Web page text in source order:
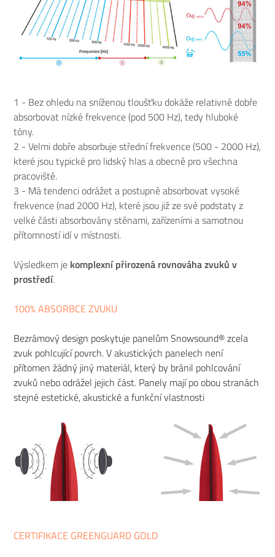
1 - Bez ohledu na sníženou tloušťku dokáže relativně dobře
absorbovat nízké frekvence (pod 500 Hz), tedy hluboké
tóny.
2 - Velmi dobře absorbuje střední frekvence (500 - 2000 Hz),
které jsou typické pro lidský hlas a obecně pro všechna
pracoviště.
3 - Má tendenci odrážet a postupně absorbovat vysoké
frekvence (nad 2000 Hz), které jsou již ze své podstaty z
velké části absorbovány stěnami, zařízeními a samotnou
přítomností idí v místnosti.
Výsledkem je komplexní přirozená rovnováha zvuků v
prostředí.
100% ABSORBCE ZVUKU
Bezrámový design poskytuje panelům Snowsound® zcela
zvuk pohlcující povrch. V akustických panelech není
přítomen žádný jiný materiál, který by bránil pohlcování
zvuků nebo odrážel jejich část. Panely mají po obou stranách
stejné estetické, akustické a funkční vlastnosti
CERTIFIKACE GREENGUARD GOLD